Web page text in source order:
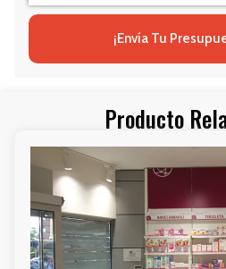
¡Envía Tu
Producto